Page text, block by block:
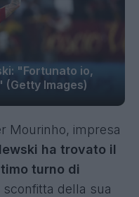
"Fortunato io,
Images)
Mourinho, impresa
ha trovato il
turno di
della sua